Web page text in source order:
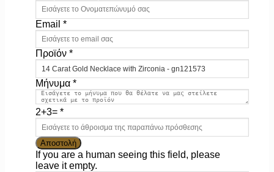
Email *
Προϊόν *
Μήνυμα *
2+3= *
If you are a human seeing this field, please
leave it empty.